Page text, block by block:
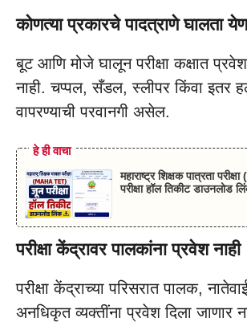
कोणत्या प्रकारचे पादत्राणे घालता
बूट आणि मोजे घालून परीक्षा कक्षात
नाही. चप्पल, सँडल, स्लीपर किंवा इतर
वापरण्याची परवानगी असेल.
हे ही वाचा
महाराष्ट्र शिक्षक पात्रता
परीक्षा हॉल तिकीट डाउनलोड
परीक्षा केंद्रावर पालकांना प्रवेश नाही
परीक्षा केंद्राच्या परिसरात पालक,
अनधिकृत व्यक्तींना प्रवेश दिला जाणार